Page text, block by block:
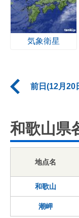
気象衛星
前日(12月20
和歌山県
地点名
和歌山
潮岬